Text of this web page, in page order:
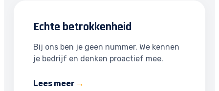
Echte betrokkenheid
Bij ons ben je geen nummer. We kennen
je bedrijf en denken proactief mee.
Lees meer